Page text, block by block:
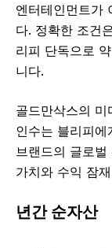
엔터테인먼트가
다. 정확한 조건
리피 단독으로
니다.
골드만삭스의 미
인수는 블리피
브랜드의 글로
가치와 수익 잠
년간 순자산